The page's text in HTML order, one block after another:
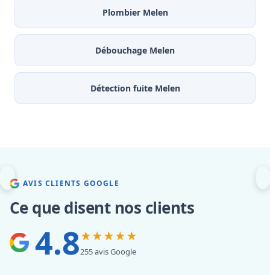
Plombier Melen
Débouchage Melen
Détection fuite Melen
AVIS CLIENTS GOOGLE
Ce que disent nos clients
4.8★★★★★
255 avis Google